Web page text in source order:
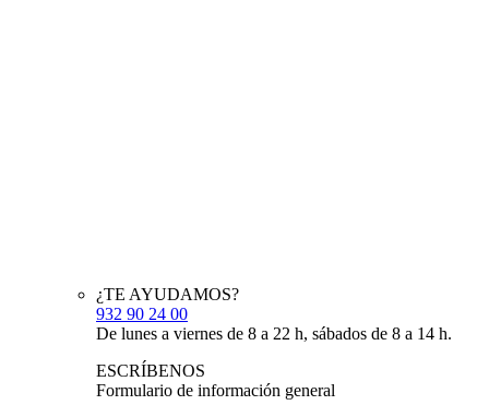
¿TE AYUDAMOS?
932 90 24 00
De lunes a viernes de 8 a 22 h, sábados de 8 a 14 h.
ESCRÍBENOS
Formulario de información general